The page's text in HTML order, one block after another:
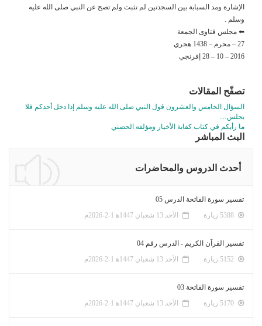
الإشارة ومد السبابة بين السجدتين لم تثبت ولم تصح عن النبي صلى الله عليه
وسلم .
⬅ مجلس فتاوى الجمعة
27 – محرم – 1438 هجري
2016 – 10 – 28 إفرنجي
تصفّح المقالات
السؤال الخامس والعشرون قول النبي صلى الله عليه وسلم إذا دخل أحدكم فلا
يجلس…
ما رأيكم في كتاب كفاية الأخيار ومؤلفه الحصني
البث المباشر
أحدث الدروس والمحاضرات
تفسير سورة الفاتحة الدرس 05
الأحد 13 شعبان 1447ﻫ 1-2-2026م
تفسير القرآن الكريم - الدرس رقم 04
الأحد 13 شعبان 1447ﻫ 1-2-2026م
تفسير سورة الفاتحة 03
الأحد 13 شعبان 1447ﻫ 1-2-2026م